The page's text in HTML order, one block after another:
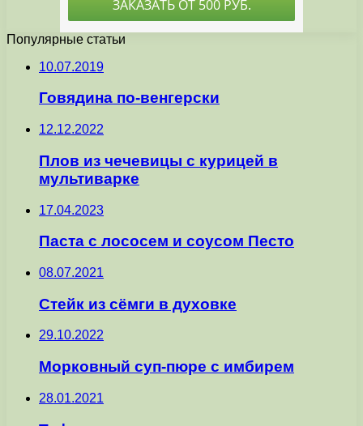
Популярные статьи
10.07.2019
Говядина по-венгерски
12.12.2022
Плов из чечевицы с курицей в
мультиварке
17.04.2023
Паста с лососем и соусом Песто
08.07.2021
Стейк из сёмги в духовке
29.10.2022
Морковный суп-пюре с имбирем
28.01.2021